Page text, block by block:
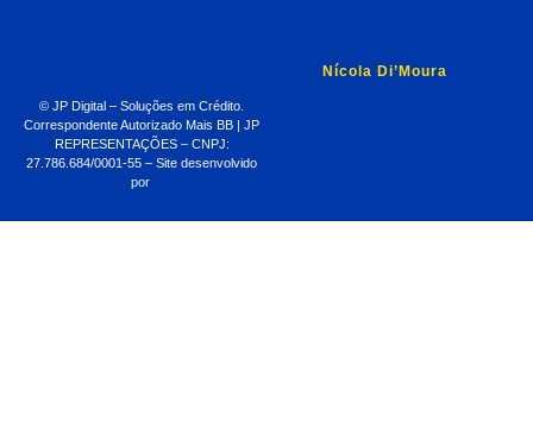
© JP Digital – Soluções em Crédito.
Correspondente Autorizado Mais BB | JP
REPRESENTAÇÕES – CNPJ:
27.786.684/0001-55 – Site desenvolvido
por
Nícola Di’Moura